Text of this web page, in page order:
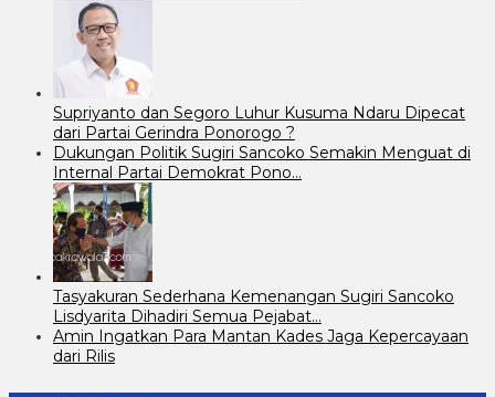
Supriyanto dan Segoro Luhur Kusuma Ndaru Dipecat
dari Partai Gerindra Ponorogo ?
Dukungan Politik Sugiri Sancoko Semakin Menguat di
Internal Partai Demokrat Pono…
Tasyakuran Sederhana Kemenangan Sugiri Sancoko
Lisdyarita Dihadiri Semua Pejabat…
Amin Ingatkan Para Mantan Kades Jaga Kepercayaan
dari Rilis